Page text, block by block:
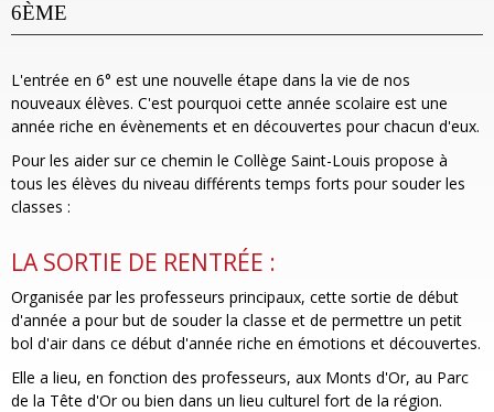
6ÈME
L'entrée en 6° est une nouvelle étape dans la vie de nos
nouveaux élèves. C'est pourquoi cette année scolaire est une
année riche en évènements et en découvertes pour chacun d'eux.
Pour les aider sur ce chemin le Collège Saint-Louis propose à
tous les élèves du niveau différents temps forts pour souder les
classes :
LA SORTIE DE RENTRÉE :
Organisée par les professeurs principaux, cette sortie de début
d'année a pour but de souder la classe et de permettre un petit
bol d'air dans ce début d'année riche en émotions et découvertes.
Elle a lieu, en fonction des professeurs, aux Monts d'Or, au Parc
de la Tête d'Or ou bien dans un lieu culturel fort de la région.